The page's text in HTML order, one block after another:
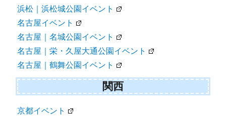
浜松｜浜松城公園イベント
名古屋イベント
名古屋｜名城公園イベント
名古屋｜栄・久屋大通公園イベント
名古屋｜鶴舞公園イベント
関西
京都イベント